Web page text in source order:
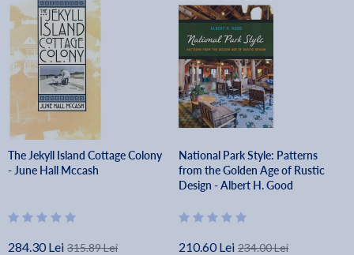
The Jekyll Island Cottage Colony
- June Hall Mccash
284.30 Lei 315.89 Lei
National Park Style: Patterns
from the Golden Age of Rustic
Design - Albert H. Good
210.60 Lei 234.00 Lei